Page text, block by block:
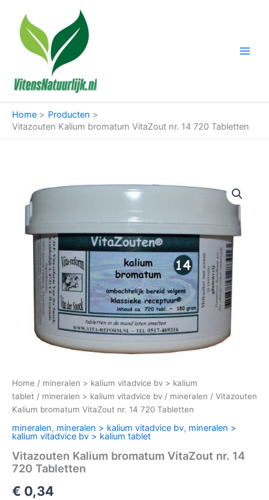
inhoud
Home
Producten
Vitazouten Kalium bromatum VitaZout nr. 14 720 Tabletten
Home / mineralen > kalium vitadvice bv > kalium
tablet / mineralen > kalium vitadvice bv / mineralen / Vitazouten
Kalium bromatum VitaZout nr. 14 720 Tabletten
mineralen, mineralen > kalium vitadvice bv, mineralen >
kalium vitadvice bv > kalium tablet
Vitazouten Kalium bromatum VitaZout nr. 14
720 Tabletten
€ 0,34